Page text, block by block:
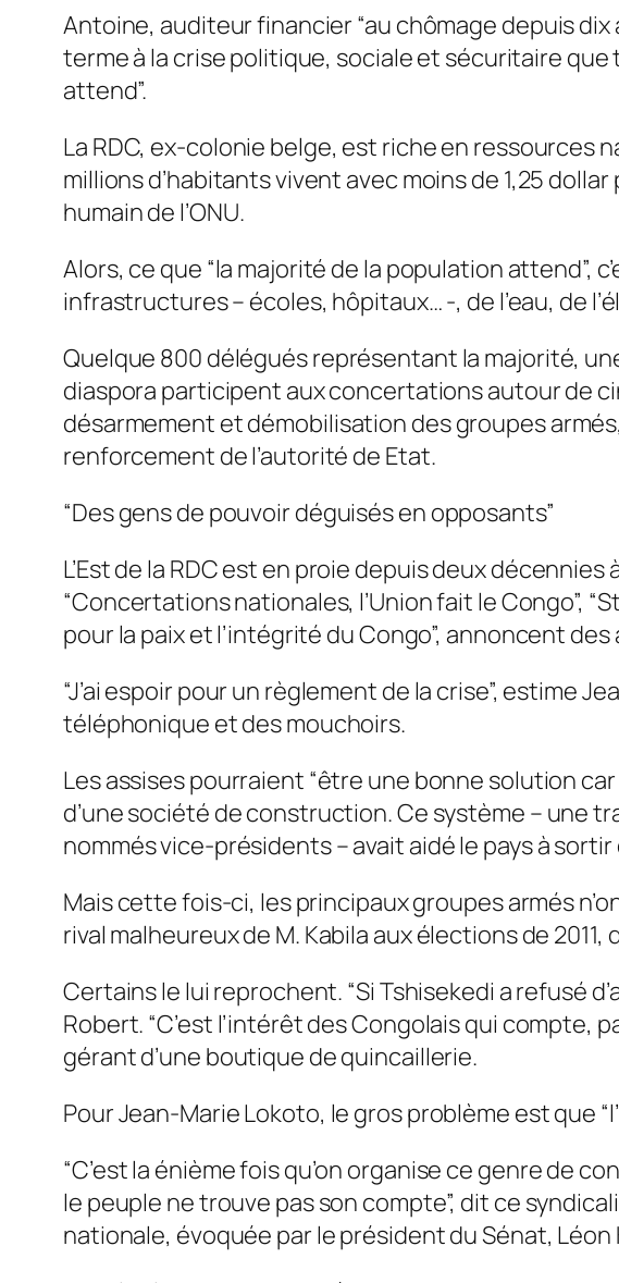
Antoine, auditeur financier “au chômage depuis
terme à la crise politique, sociale et sécuritaire que
attend”.
La RDC, ex-colonie belge, est riche en ressources
millions d’habitants vivent avec moins de 1,25
humain de l’ONU.
Alors, ce que “la majorité de la population attend”,
infrastructures – écoles, hôpitaux… -, de l’eau, de
Quelque 800 délégués représentant la majorité,
diaspora participent aux concertations autour de
désarmement et démobilisation des groupes
renforcement de l’autorité de Etat.
“Des gens de pouvoir déguisés en opposants”
L’Est de la RDC est en proie depuis deux
“Concertations nationales, l’Union fait le Congo”,
pour la paix et l’intégrité du Congo”, annoncent
“J’ai espoir pour un règlement de la crise”, estime
téléphonique et des mouchoirs.
Les assises pourraient “être une bonne solution
d’une société de construction. Ce système – une
nommés vice-présidents – avait aidé le pays à sortir
Mais cette fois-ci, les principaux groupes armés
rival malheureux de M. Kabila aux élections de
Certains le lui reprochent. “Si Tshisekedi a refusé
Robert. “C’est l’intérêt des Congolais qui compte,
gérant d’une boutique de quincaillerie.
Pour Jean-Marie Lokoto, le gros problème est que
“C’est la énième fois qu’on organise ce genre de
le peuple ne trouve pas son compte”, dit ce
nationale, évoquée par le président du Sénat, Léon